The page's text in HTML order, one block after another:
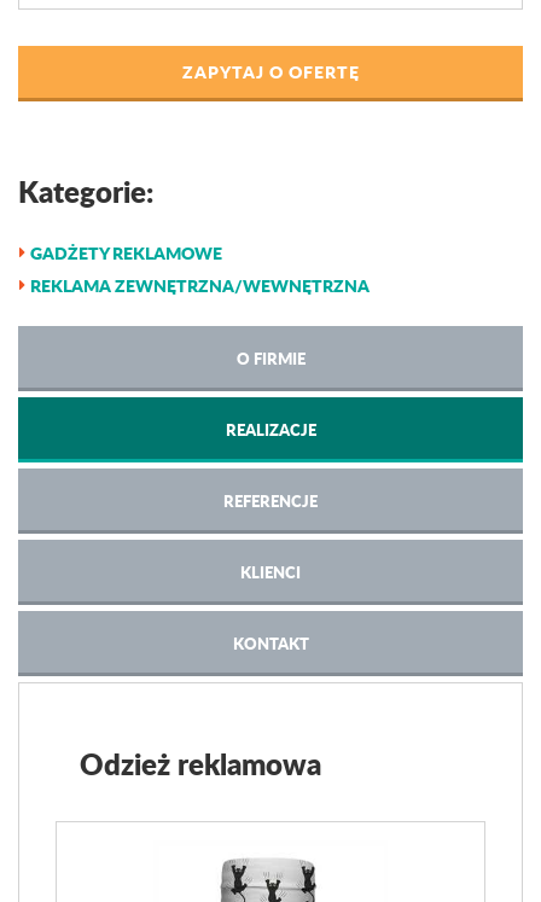
ZAPYTAJ O OFERTĘ
Kategorie:
GADŻETY REKLAMOWE
REKLAMA ZEWNĘTRZNA/WEWNĘTRZNA
O FIRMIE
REALIZACJE
REFERENCJE
KLIENCI
KONTAKT
Odzież reklamowa